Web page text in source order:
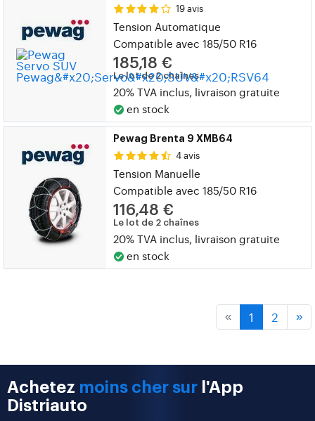
19 avis
Tension Automatique
Compatible avec 185/50 R16
185,18 €
Le lot de 2 chaînes
20% TVA inclus, livraison gratuite
en stock
Pewag Brenta 9 XMB64
4 avis
Tension Manuelle
Compatible avec 185/50 R16
116,48 €
Le lot de 2 chaînes
20% TVA inclus, livraison gratuite
en stock
« 1 2 »
Achetez moins cher sur l'App
Distriauto